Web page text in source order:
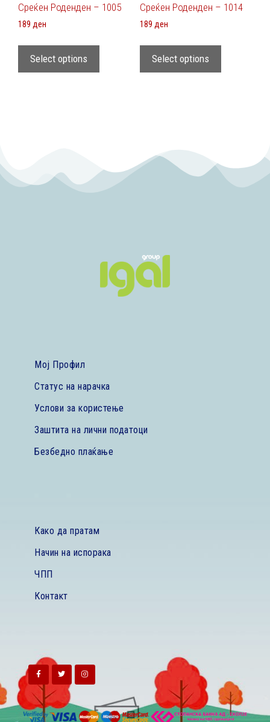
Среќен Роденден – 1005
189 ден
Select options
Среќен Роденден – 1014
189 ден
Select options
Мој Профил
Статус на нарачка
Услови за користење
Заштита на лични податоци
Безбедно плаќање
Како да пратам
Начин на испорака
ЧПП
Контакт